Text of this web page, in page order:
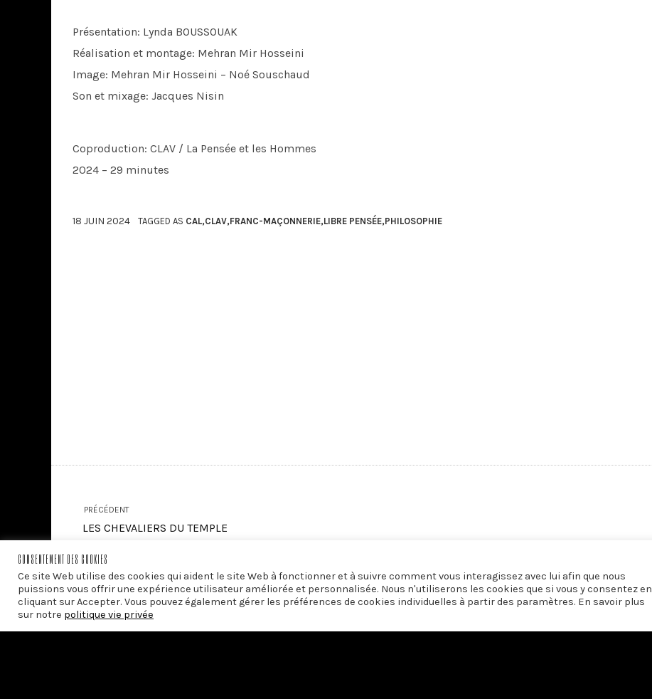
Présentation: Lynda BOUSSOUAK
Réalisation et montage: Mehran Mir Hosseini
Image: Mehran Mir Hosseini – Noé Souschaud
Son et mixage: Jacques Nisin
Coproduction: CLAV / La Pensée et les Hommes
2024 – 29 minutes
18 JUIN 2024 TAGGED AS CAL,CLAV,FRANC-MAÇONNERIE,LIBRE PENSÉE,PHILOSOPHIE
PRÉCÉDENT
LES CHEVALIERS DU TEMPLE
CONSENTEMENT DES COOKIES
Ce site Web utilise des cookies qui aident le site Web à fonctionner et à suivre comment vous interagissez avec lui afin que nous
puissions vous offrir une expérience utilisateur améliorée et personnalisée. Nous n'utiliserons les cookies que si vous y consentez en
cliquant sur Accepter. Vous pouvez également gérer les préférences de cookies individuelles à partir des paramètres. En savoir plus
sur notre politique vie privée